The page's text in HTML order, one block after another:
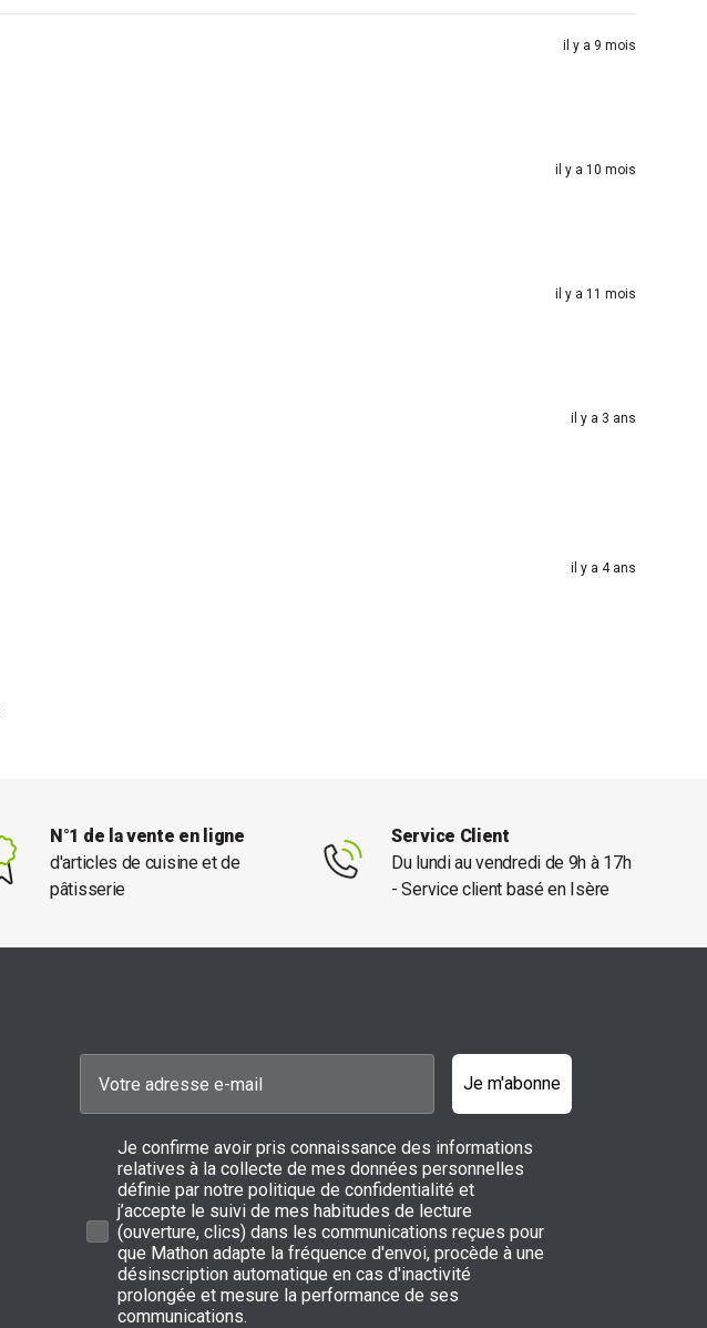
il y a 9 mois
il y a 10 mois
il y a 11 mois
il y a 3 ans
il y a 4 ans
N°1 de la vente en ligne
d'articles de cuisine et de
pâtisserie
Service Client
Du lundi au vendredi de 9h à 17h
- Service client basé en Isère
Je m'abonne
Je confirme avoir pris connaissance des informations
relatives à la collecte de mes données personnelles
définie par notre politique de confidentialité et
j’accepte le suivi de mes habitudes de lecture
(ouverture, clics) dans les communications reçues pour
que Mathon adapte la fréquence d'envoi, procède à une
désinscription automatique en cas d'inactivité
prolongée et mesure la performance de ses
communications.